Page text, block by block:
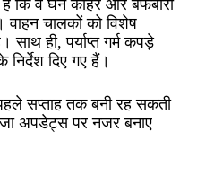
कि वे घने कोहरे और बर्फबारी
वाहन चालकों को विशेष
साथ ही, पर्याप्त गर्म कपड़े
दिए गए हैं।
सप्ताह तक बनी रह सकती
अपडेट्स पर नजर बनाए